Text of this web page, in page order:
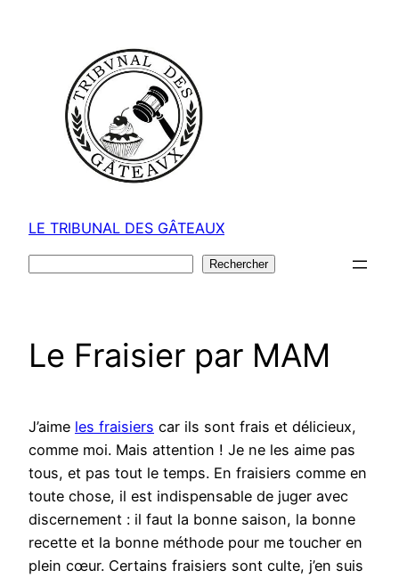
LE TRIBUNAL DES GÂTEAUX
Rechercher
Le Fraisier par MAM
J’aime les fraisiers car ils sont frais et délicieux,
comme moi. Mais attention ! Je ne les aime pas
tous, et pas tout le temps. En fraisiers comme en
toute chose, il est indispensable de juger avec
discernement : il faut la bonne saison, la bonne
recette et la bonne méthode pour me toucher en
plein cœur. Certains fraisiers sont culte, j’en suis